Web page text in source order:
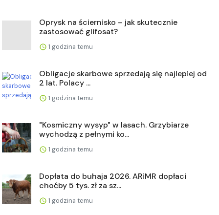
Oprysk na ściernisko – jak skutecznie
zastosować glifosat?
1 godzina temu
Obligacje skarbowe sprzedają się najlepiej od
2 lat. Polacy ...
1 godzina temu
"Kosmiczny wysyp" w lasach. Grzybiarze
wychodzą z pełnymi ko...
1 godzina temu
Dopłata do buhaja 2026. ARiMR dopłaci
choćby 5 tys. zł za sz...
1 godzina temu